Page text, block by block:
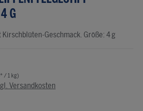
G
Geschmack. Größe: 4 g
/ 1 kg)
Versandkosten